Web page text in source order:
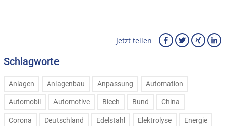
Jetzt teilen
Schlagworte
Anlagen Anlagenbau Anpassung Automation
Automobil Automotive Blech Bund China
Corona Deutschland Edelstahl Elektrolyse Energie